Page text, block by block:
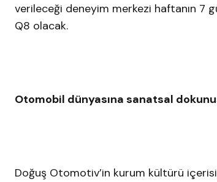
verileceği deneyim merkezi haftanın 7
Q8 olacak.
Otomobil dünyasına sanatsal
Doğuş Otomotiv’in kurum kültürü